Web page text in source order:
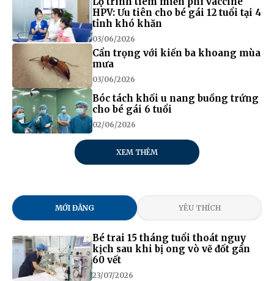
HPV: Ưu tiên cho bé gái 12 tuổi tại 4
tỉnh khó khăn
03/06/2026
Cẩn trọng với kiến ba khoang mùa
mưa
03/06/2026
Bóc tách khối u nang buồng trứng
cho bé gái 6 tuổi
02/06/2026
XEM THÊM
MỚI ĐĂNG YÊU THÍCH
Bé trai 15 tháng tuổi thoát nguy
kịch sau khi bị ong vò vẽ đốt gần
60 vết
23/07/2026